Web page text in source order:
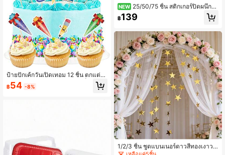
ป้ายปักเค้กวันเปิดเทอม 12 ชิ้น ตกแต่งเ
ค้กธีมกลับไปโรงเรียน สำหรับเด็กหญิงแ
ละเด็กชาย ตกแต่งปาร์ตี้วันเปิดเทอม เห
฿54 -8%
NEW 25/50/75 ชิ้น สติกเกอร์ปิดผนึกฮา
โลวีน ลายฟักทองน่ารัก ผี สุขสันต์วันฮา
โลวีน ป้ายรูปทรง สติกเกอร์กาวในตัว
และบรรจุภัณฑ์งานปาร์ตี้
฿139
1/2/3 ชิ้น ชุดแบนเนอร์ดาวสีทองเงาวา
ว 157.48 นิ้ว เหมาะสำหรับการตกแต่งง